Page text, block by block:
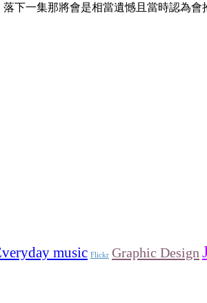
下一集那將會是相當遺憾且當時認為
music Flickr Graphic Design